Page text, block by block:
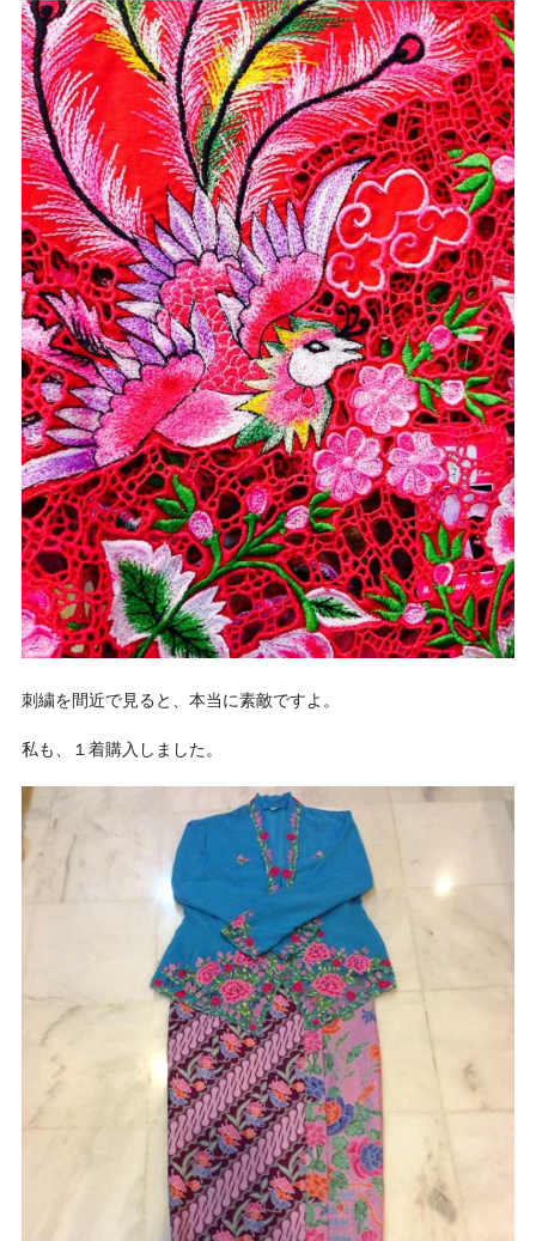
刺繍を間近で見ると、本当に素敵ですよ。
私も、１着購入しました。